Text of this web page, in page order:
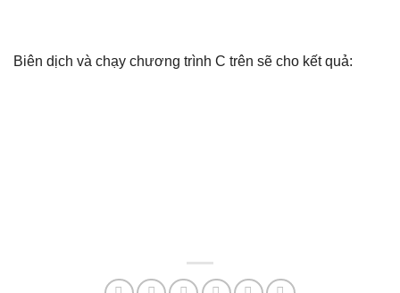
Biên dịch và chạy chương trình C trên sẽ cho kết quả: